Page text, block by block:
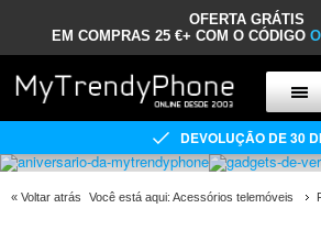
OFERTA GRÁTIS
EM COMPRAS 25 €+ COM O CÓDIGO
DEVOLUÇÃO DE 30
« Voltar atrás Você está aqui: Acessórios telemóveis